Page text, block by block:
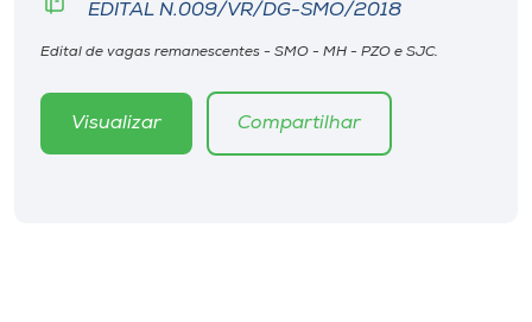
Editora
EDITAL N.009/VR/DG-SMO/2018
Edital de vagas remanescentes - SMO - MH - PZO e SJC.
Visualizar Compartilhar